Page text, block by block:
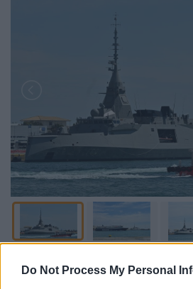
Do Not Process My Personal